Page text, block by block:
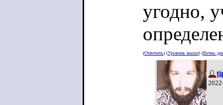
угодно,
(Ответить) (Уровень выше) (Ветвь